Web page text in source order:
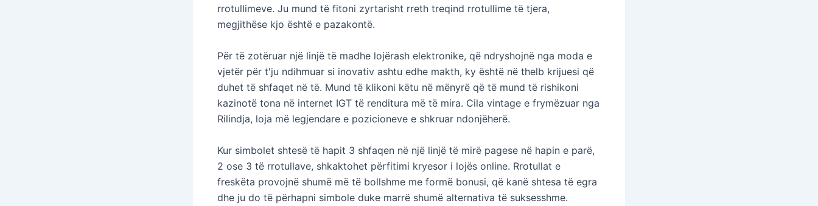
rrotullimeve. Ju mund të fitoni zyrtarisht rreth treqind rrotullime të tjera,
megjithëse kjo është e pazakontë.
Për të zotëruar një linjë të madhe lojërash elektronike, që ndryshojnë nga moda e
vjetër për t'ju ndihmuar si inovativ ashtu edhe makth, ky është në thelb krijuesi që
duhet të shfaqet në të. Mund të klikoni këtu në mënyrë që të mund të rishikoni
kazinotë tona në internet IGT të renditura më të mira. Cila vintage e frymëzuar nga
Rilindja, loja më legjendare e pozicioneve e shkruar ndonjëherë.
Kur simbolet shtesë të hapit 3 shfaqen në një linjë të mirë pagese në hapin e parë,
2 ose 3 të rrotullave, shkaktohet përfitimi kryesor i lojës online. Rrotullat e
freskëta provojnë shumë më të bollshme me formë bonusi, që kanë shtesa të egra
dhe ju do të përhapni simbole duke marrë shumë alternativa të suksesshme.